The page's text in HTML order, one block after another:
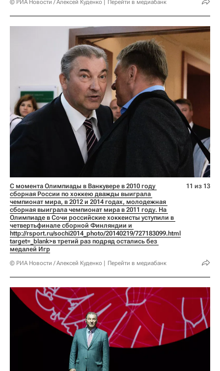
© РИА Новости / Алексей Куденко Перейти в медиабанк
С момента Олимпиады в Ванкувере в 2010 году
сборная России по хоккею дважды выиграла
чемпионат мира, в 2012 и 2014 годах, молодежная
сборная выиграла чемпионат мира в 2011 году. На
Олимпиаде в Сочи российские хоккеисты уступили в
http://rsport.ru/sochi2014_photo/20140219/727183099.html
target=_blank>в третий раз подряд остались без
медалей Игр
© РИА Новости / Алексей Куденко Перейти в медиабанк
11 из 13